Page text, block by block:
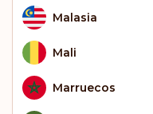
Malasia
Mali
Marruecos